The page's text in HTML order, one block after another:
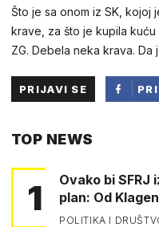
Što je sa onom iz SK, kojoj
krave, za što je kupila
ZG. Debela neka krava. Da
PRIJAVI SE
TOP NEWS
1
Ovako bi
plan: Od
POLITIKA I